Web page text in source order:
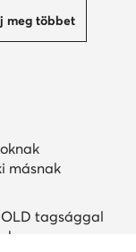
meg többet
másnak
tagsággal